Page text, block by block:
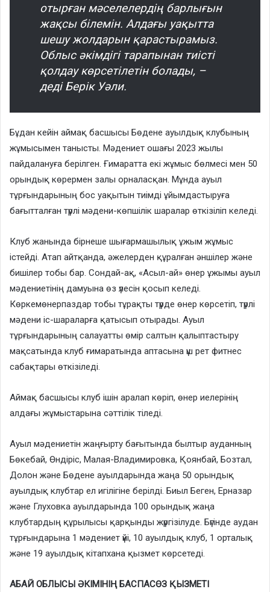
отырған мәселелердің барлығын
жақсы білемін. Алдағы уақытта
шешу жолдарын қарастырамыз.
Облыс әкімдігі тарапынан тиісті
қолдау көрсетілетін болады, –
деді Берік Уәли.
Бұдан кейін аймақ басшысы Бөдене ауылдық клубының
жұмысымен танысты. Мәдениет ошағы 2023 жылы
пайдалануға берілген. Ғимаратта екі жұмыс бөлмесі мен 50
орындық көрермен залы орналасқан. Мұнда ауыл
тұрғындарының бос уақытын тиімді ұйымдастыруға
бағытталған түрлі мәдени-көпшілік шаралар өткізіліп келеді.
Клуб жанында бірнеше шығармашылық ұжым жұмыс
істейді. Атап айтқанда, әжелерден құралған әншілер және
бишілер тобы бар. Сондай-ақ, «Асыл-ай» өнер ұжымы ауыл
мәдениетінің дамуына өз үлесін қосып келеді.
Көркемөнерпаздар тобы тұрақты түрде өнер көрсетіп, түрлі
мәдени іс-шараларға қатысып отырады. Ауыл
тұрғындарының салауатты өмір салтын қалыптастыру
мақсатында клуб ғимаратында аптасына үш рет фитнес
сабақтары өткізіледі.
Аймақ басшысы клуб ішін аралап көріп, өнер иелерінің
алдағы жұмыстарына сәттілік тіледі.
Ауыл мәдениетін жаңғырту бағытында былтыр ауданның
Бөкебай, Өндіріс, Малая-Владимировка, Қоянбай, Бозтал,
Долон және Бөдене ауылдарында жаңа 50 орындық
ауылдық клубтар ел игілігіне берілді. Биыл Беген, Ерназар
және Глуховка ауылдарында 100 орындық жаңа
клубтардың құрылысы қарқынды жүргізілуде. Бүгінде аудан
тұрғындарына 1 мәдениет үйі, 10 ауылдық клуб, 1 орталық
және 19 ауылдық кітапхана қызмет көрсетеді.
АБАЙ ОБЛЫСЫ ӘКІМІНІҢ БАСПАСӨЗ ҚЫЗМЕТІ